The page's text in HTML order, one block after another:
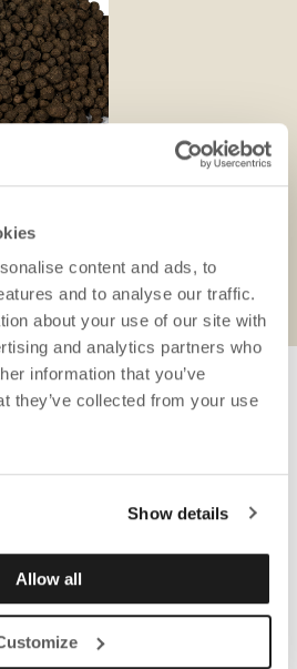
content and ads, to
and to analyse our traffic.
about your use of our site with
and analytics partners who
information that you’ve
they’ve collected from your use
Show details
Allow all